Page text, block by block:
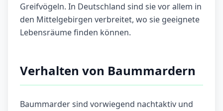
Greifvögeln. In Deutschland sind sie vor allem in
den Mittelgebirgen verbreitet, wo sie geeignete
Lebensräume finden können.
Verhalten von Baummardern
Baummarder sind vorwiegend nachtaktiv und